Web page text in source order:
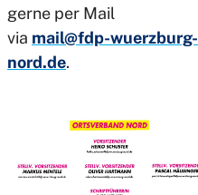
gerne per Mail
via mail@fdp-wuerzburg-
nord.de.